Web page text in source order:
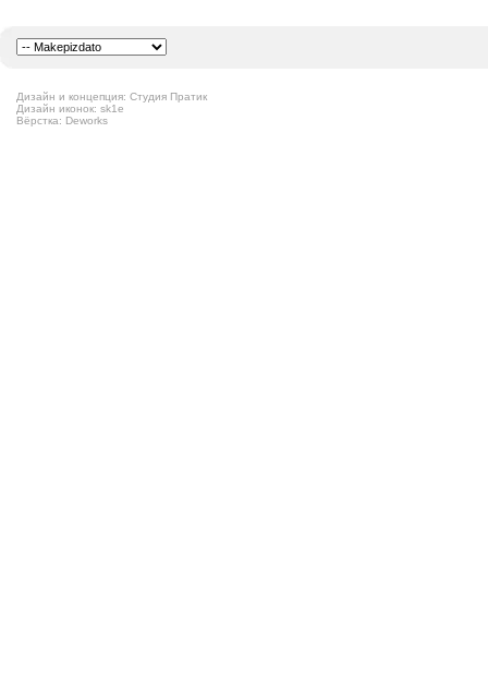
Дизайн и концепция: Студия Пратик
Дизайн иконок: sk1e
Вёрстка: Deworks